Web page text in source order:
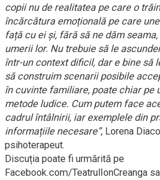
copii nu de realitatea pe care o
încărcătura emoțională pe care
față cu ei și, fără să ne dăm
umerii lor. Nu trebuie să le
într-un context dificil, dar e bine să
să construim scenarii posibile
în cuvinte familiare, poate chiar pe
metode ludice. Cum putem face
cadrul întâlnirii, iar exemplele din
informațiile necesare”, Lorena
psihoterapeut.
Discuția poate fi urmărită pe
Facebook.com/TeatrulIonCreanga